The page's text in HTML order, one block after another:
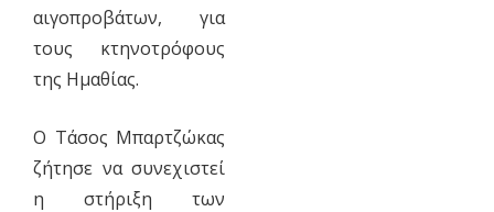
αιγοπροβάτων, για
τους κτηνοτρόφους
της Ημαθίας.
Ο Τάσος Μπαρτζώκας
ζήτησε να συνεχιστεί
η στήριξη των